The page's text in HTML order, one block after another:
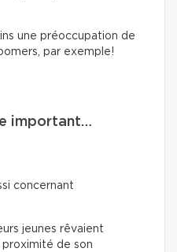
une préoccupation de
par exemple!
important…
concernant
jeunes rêvaient
proximité de son